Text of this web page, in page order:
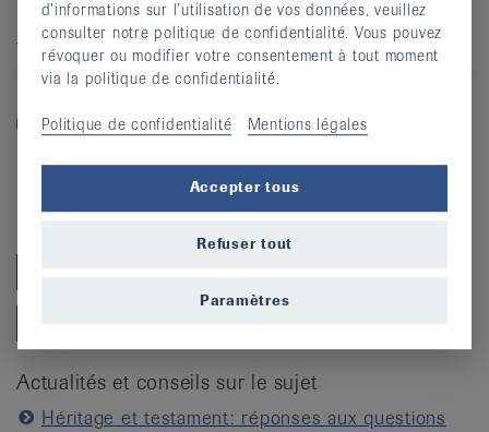
Héritage legs testament
Actualités et conseils sur le sujet
Héritage et testament: réponses aux questions
d’informations sur l’utilisation de vos données, veuillez
consulter notre politique de confidentialité. Vous pouvez
révoquer ou modifier votre consentement à tout moment
via la politique de confidentialité.
Politique de confidentialité Mentions légales
Accepter tous
Refuser tout
Paramètres